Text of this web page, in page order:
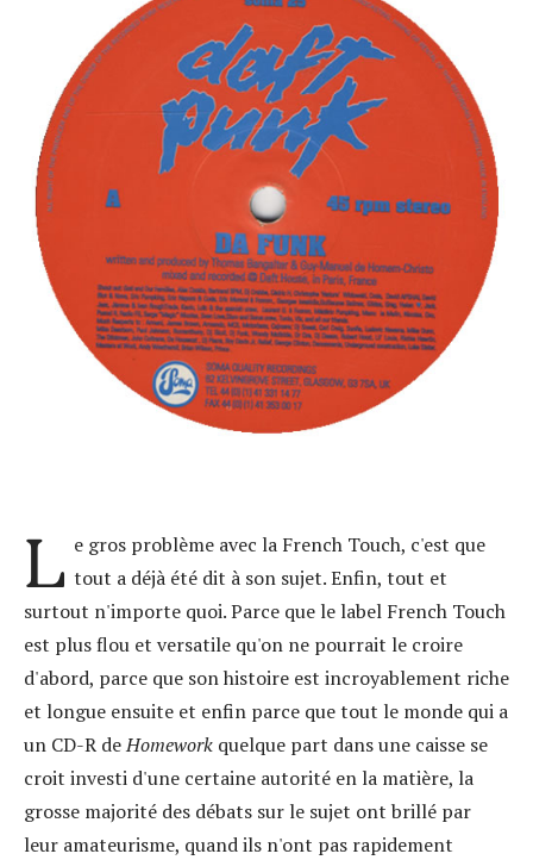
L e gros problème avec la French Touch, c'est que
tout a déjà été dit à son sujet. Enfin, tout et
surtout n'importe quoi. Parce que le label French Touch
est plus flou et versatile qu'on ne pourrait le croire
d'abord, parce que son histoire est incroyablement riche
et longue ensuite et enfin parce que tout le monde qui a
un CD-R deHomework quelque part dans une caisse se
croit investi d'une certaine autorité en la matière, la
grosse majorité des débats sur le sujet ont brillé par
leur amateurisme, quand ils n'ont pas rapidement